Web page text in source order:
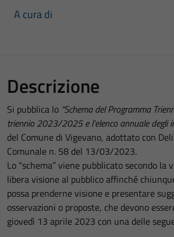
A cura di
Descrizione
Si pubblica lo “Schema del Programma
triennio 2023/2025 e l’elenco annuale degli
del Comune di Vigevano, adottato con
Comunale n. 58 del 13/03/2023.
Lo “schema” viene pubblicato secondo
libera visione al pubblico affinché
possa prenderne visione e presentare
osservazioni o proposte, che devono
giovedì 13 aprile 2023 con una delle